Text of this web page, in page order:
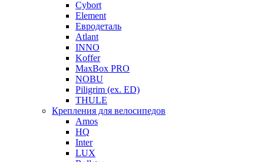
Cybort
Element
Евродеталь
Atlant
INNO
Koffer
MaxBox PRO
NOBU
Piligrim (ex. ED)
THULE
Крепления для велосипедов
Amos
HQ
Inter
LUX